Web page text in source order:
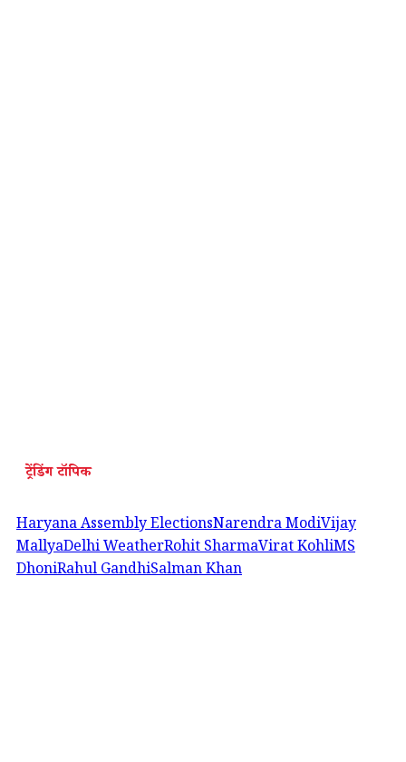
ट्रेंडिंग टॉपिक
Haryana Assembly ElectionsNarendra ModiVijay
MallyaDelhi WeatherRohit SharmaVirat KohliMS
DhoniRahul GandhiSalman Khan